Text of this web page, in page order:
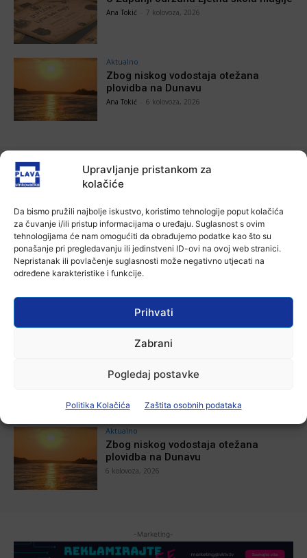
Upravljanje pristankom za
kolačiće
Da bismo pružili najbolje iskustvo, koristimo tehnologije poput kolačića
za čuvanje i/ili pristup informacijama o uređaju. Suglasnost s ovim
tehnologijama će nam omogućiti da obrađujemo podatke kao što su
ponašanje pri pregledavanju ili jedinstveni ID-ovi na ovoj web stranici.
Nepristanak ili povlačenje suglasnosti može negativno utjecati na
određene karakteristike i funkcije.
Prihvati
Zabrani
Pogledaj postavke
Politika Kolačića Zaštita osobnih podataka
Ana Tokić 7 kolovoza, 2026
Aktualno
Zbog niskog vodostaja otežana
plovidba na Dunavu
Ana Tokić 6 kolovoza, 2026
POVEZANE VIJESTI
Autoklub Vinkovci u rujnu će obilježiti
stotu godišnjicu djelovanja
7 kolovoza, 2026
Aktualno
7 kolovoza, 2026
U Županji održana Ljetna škola magije
7 kolovoza, 2026
Aktualno
Zbog niskog vodostaja otežana
plovidba na Dunavu
6 kolovoza, 2026
-Marketing-